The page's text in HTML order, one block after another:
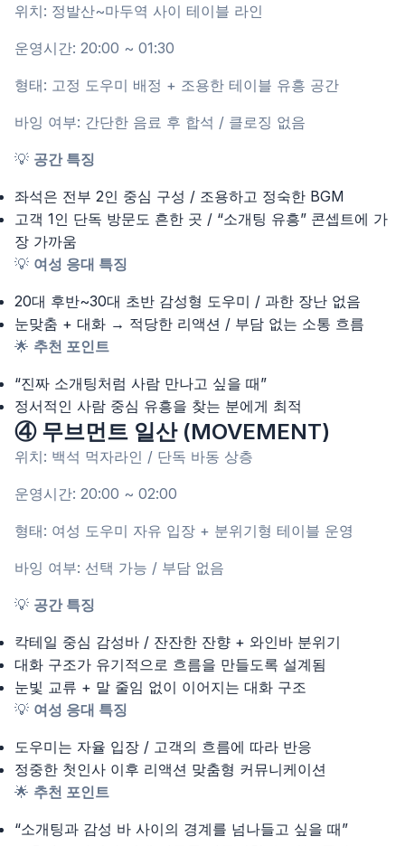
위치: 정발산~마두역 사이 테이블 라인
운영시간: 20:00 ~ 01:30
형태: 고정 도우미 배정 + 조용한 테이블 유흥 공간
바잉 여부: 간단한 음료 후 합석 / 클로징 없음
💡 공간 특징
좌석은 전부 2인 중심 구성 / 조용하고 정숙한 BGM
고객 1인 단독 방문도 흔한 곳 / “소개팅 유흥” 콘셉트에 가
장 가까움
💡 여성 응대 특징
20대 후반~30대 초반 감성형 도우미 / 과한 장난 없음
눈맞춤 + 대화 → 적당한 리액션 / 부담 없는 소통 흐름
🌟 추천 포인트
“진짜 소개팅처럼 사람 만나고 싶을 때”
정서적인 사람 중심 유흥을 찾는 분에게 최적
④ 무브먼트 일산 (MOVEMENT)
위치: 백석 먹자라인 / 단독 바동 상층
운영시간: 20:00 ~ 02:00
형태: 여성 도우미 자유 입장 + 분위기형 테이블 운영
바잉 여부: 선택 가능 / 부담 없음
💡 공간 특징
칵테일 중심 감성바 / 잔잔한 잔향 + 와인바 분위기
대화 구조가 유기적으로 흐름을 만들도록 설계됨
눈빛 교류 + 말 줄임 없이 이어지는 대화 구조
💡 여성 응대 특징
도우미는 자율 입장 / 고객의 흐름에 따라 반응
정중한 첫인사 이후 리액션 맞춤형 커뮤니케이션
🌟 추천 포인트
“소개팅과 감성 바 사이의 경계를 넘나들고 싶을 때”